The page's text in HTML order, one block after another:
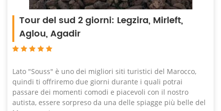
Tour del sud 2 giorni: Legzira, Mirleft,
Aglou, Agadir
Lato "Souss" è uno dei migliori siti turistici del Marocco,
quindi ti offriremo due giorni durante i quali potrai
passare dei momenti comodi e piacevoli con il nostro
autista, essere sorpreso da una delle spiagge più belle del